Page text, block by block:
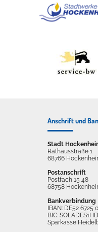
Anschrift und
Stadt
Rathausstraße 1
68766
Postanschrift
Postfach 15 48
68758
Bankverbindung
IBAN: DE52 6725
BIC:
Sparkasse